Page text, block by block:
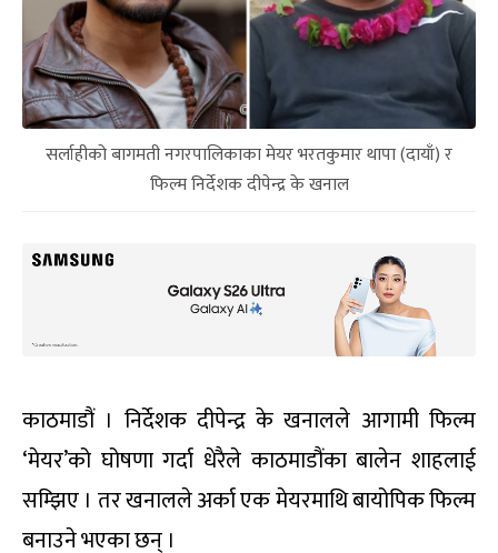
सर्लाहीको बागमती नगरपालिकाका मेयर भरतकुमार थापा (दायाँ) र
फिल्म निर्देशक दीपेन्द्र के खनाल
काठमाडौं । निर्देशक दीपेन्द्र के खनालले आगामी फिल्म
‘मेयर’को घोषणा गर्दा धेरैले काठमाडौंका बालेन शाहलाई
सम्झिए । तर खनालले अर्का एक मेयरमाथि बायोपिक फिल्म
बनाउने भएका छन् ।